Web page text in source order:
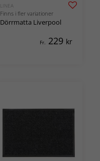
LINEA
Finns i fler variationer
Dörrmatta Liverpool
Fr. 229 kr